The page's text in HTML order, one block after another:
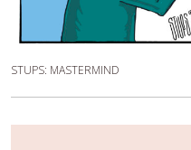
STUPS: MASTERMIND